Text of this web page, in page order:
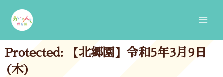
content
Protected: 【北郷園】令和5年3月9日
(木)